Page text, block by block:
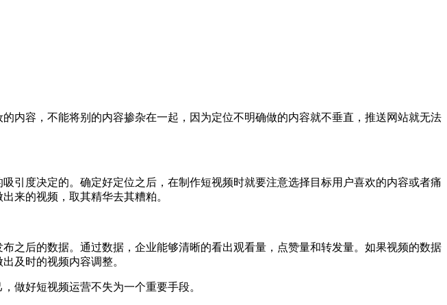
内容，不能将别的内容掺杂在一起，因为定位不明确做的内容就不垂直，推送网站就无法
引度决定的。确定好定位之后，在制作短视频时就要注意选择目标用户喜欢的内容或者痛
来的视频，取其精华去其糟粕。
之后的数据。通过数据，企业能够清晰的看出观看量，点赞量和转发量。如果视频的数据
及时的视频内容调整。
做好短视频运营不失为一个重要手段。